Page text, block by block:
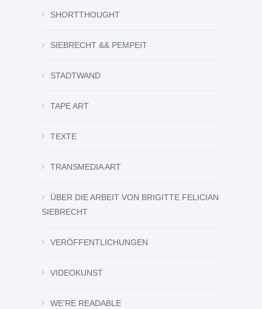
SHORTTHOUGHT
SIEBRECHT && PEMPEIT
STADTWAND
TAPE ART
TEXTE
TRANSMEDIA ART
ÜBER DIE ARBEIT VON BRIGITTE FELICIAN
SIEBRECHT
VERÖFFENTLICHUNGEN
VIDEOKUNST
WE'RE READABLE